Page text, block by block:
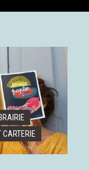
CARTERIE